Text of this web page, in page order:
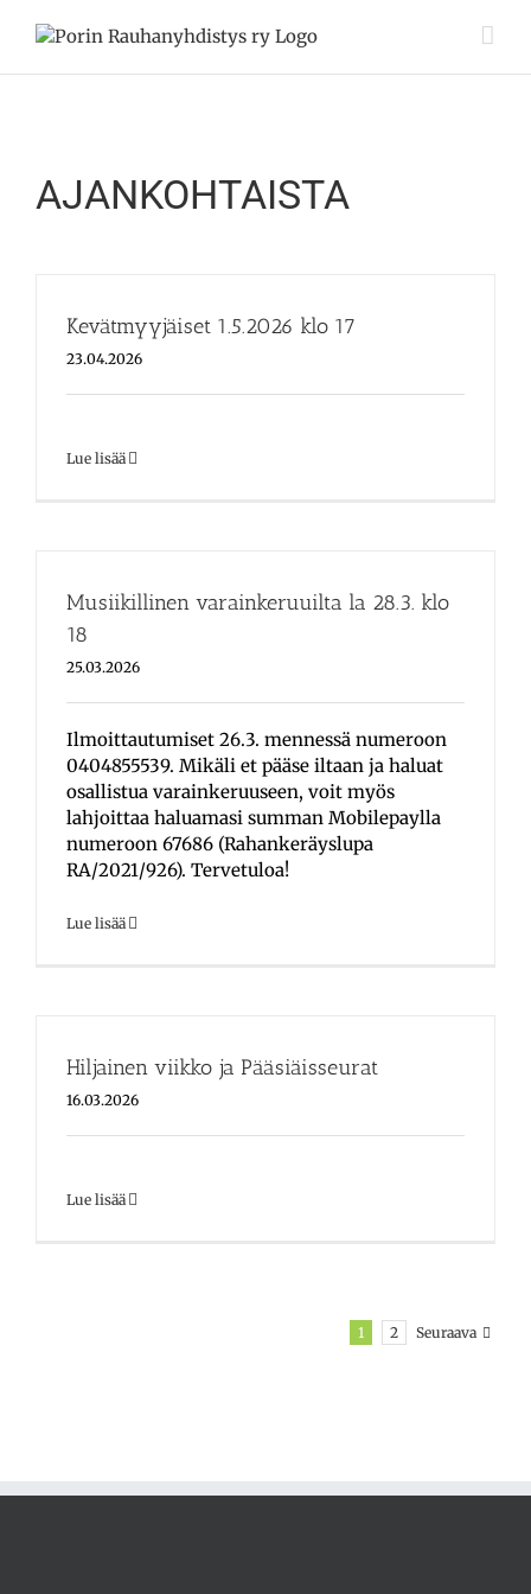
AJANKOHTAISTA
Kevätmyyjäiset 1.5.2026 klo 17
23.04.2026
Lue lisää
Musiikillinen varainkeruuilta la 28.3. klo
18
25.03.2026
Ilmoittautumiset 26.3. mennessä numeroon
0404855539. Mikäli et pääse iltaan ja haluat
osallistua varainkeruuseen, voit myös
lahjoittaa haluamasi summan Mobilepaylla
numeroon 67686 (Rahankeräyslupa
RA/2021/926). Tervetuloa!
Lue lisää
Hiljainen viikko ja Pääsiäisseurat
16.03.2026
Lue lisää
1 2 Seuraava